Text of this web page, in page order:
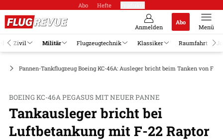
Abo Hefte
Anmelden
Abo
Menü
Zivil Militär Flugzeugtechnik Klassiker Raumfahrt
Pannen-Tankflugzeug Boeing KC-46A: Ausleger bricht beim Tanken von F-22
BOEING KC-46A PEGASUS MIT NEUER PANNE
Tankausleger bricht bei
Luftbetankung mit F-22 Raptor